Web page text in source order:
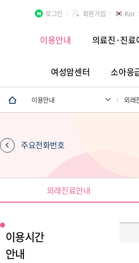
로그인 회원가입 Kor
이용안내 의료진·진료
여성암센터 소아응
장례식장
이용안내 외래
주요전화번호
외래진료안내
이용시간
안내